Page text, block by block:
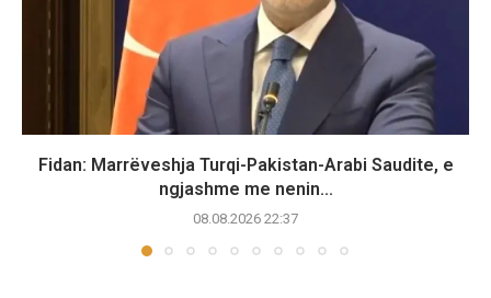
Fidan: Marrëveshja Turqi-Pakistan-Arabi Saudite, e
ngjashme me nenin...
08.08.2026 22:37